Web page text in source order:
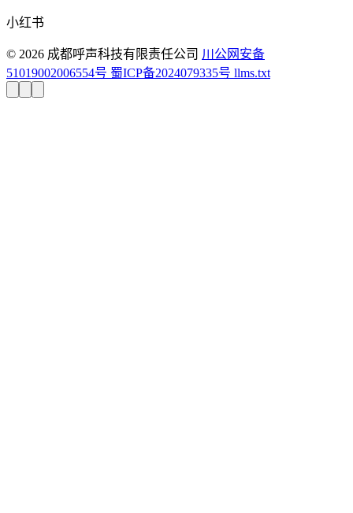
小红书
© 2026 成都呼声科技有限责任公司 川公网安备
51019002006554号 蜀ICP备2024079335号 llms.txt